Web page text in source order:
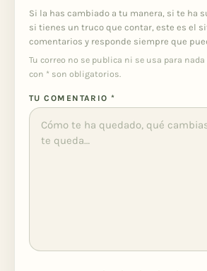
Si la has cambiado a tu manera, si te ha
si tienes un truco que contar, este es el
comentarios y responde siempre que
Tu correo no se publica ni se usa para
con * son obligatorios.
TU COMENTARIO *